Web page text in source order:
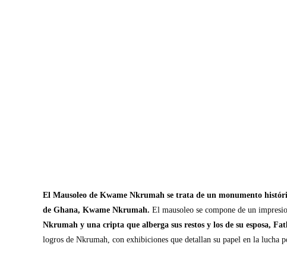
El Mausoleo de Kwame Nkrumah se trata de un monumento
de Ghana, Kwame Nkrumah. El mausoleo se compone de un
Nkrumah y una cripta que alberga sus restos y los de su esposa,
logros de Nkrumah, con exhibiciones que detallan su papel en la lucha